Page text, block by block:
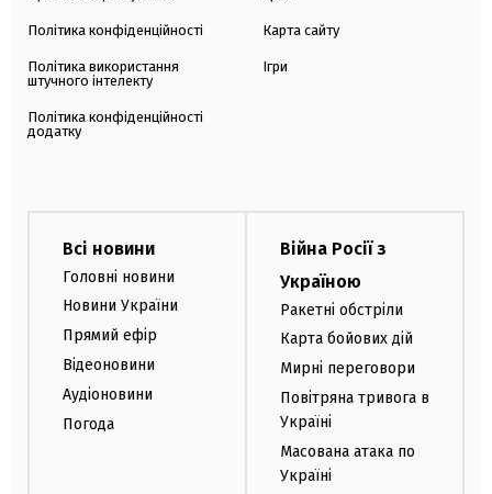
Політика конфіденційності
Політика використання
штучного інтелекту
Політика конфіденційності
додатку
Карта сайту
Ігри
Всі новини
Головні новини
Новини України
Прямий ефір
Відеоновини
Аудіоновини
Погода
Війна Росії з
Україною
Ракетні обстріли
Карта бойових дій
Мирні переговори
Повітряна тривога в
Україні
Масована атака по
Україні